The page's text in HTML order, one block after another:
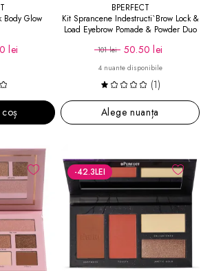
Body Glow
lei
BPERFECT
Kit Sprancene Indestructi`Brow Lock &
Load Eyebrow Pomade & Powder Duo
101 lei 50.50 lei
4 nuante disponibile
(1)
Alege nuanța
-42.3LEI